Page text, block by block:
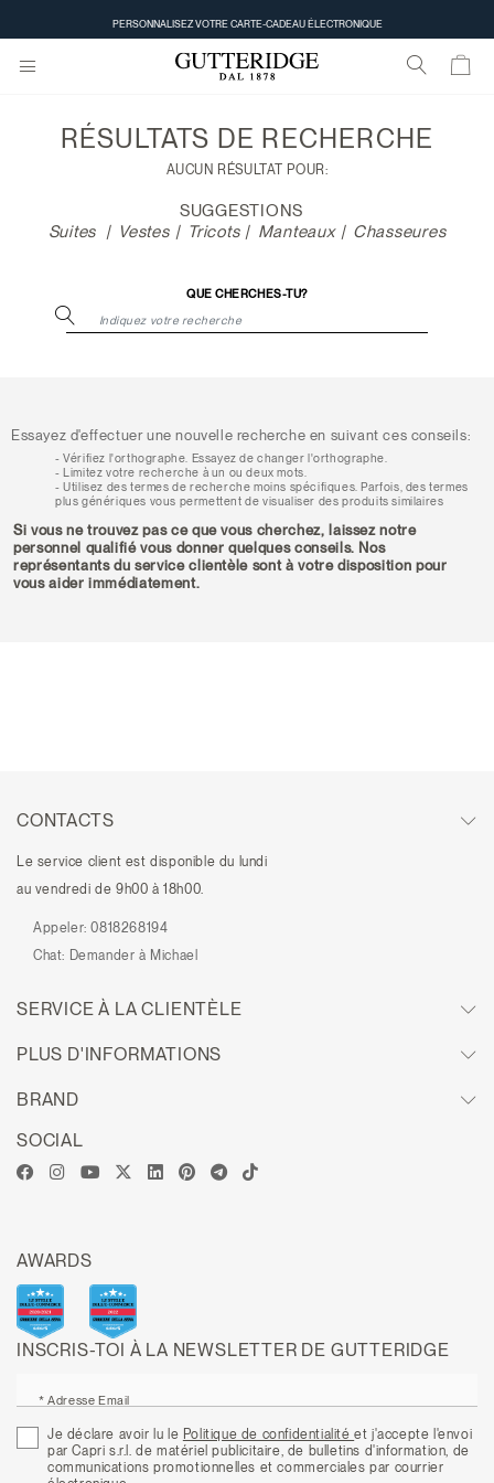
PERSONNALISEZ VOTRE CARTE-CADEAU ÉLECTRONIQUE
Résultats de recherche
RÉSULTATS DE RECHERCHE
AUCUN RÉSULTAT POUR:
SUGGESTIONS
Suites
Vestes Tricots Manteaux Chasseures
QUE CHERCHES-TU?
Essayez d'effectuer une nouvelle recherche en suivant ces conseils:
Vérifiez l'orthographe. Essayez de changer l'orthographe.
Limitez votre recherche à un ou deux mots.
Utilisez des termes de recherche moins spécifiques. Parfois, des termes
plus génériques vous permettent de visualiser des produits similaires
Si vous ne trouvez pas ce que vous cherchez, laissez notre
personnel qualifié vous donner quelques conseils. Nos
représentants du service clientèle sont à votre disposition pour
vous aider immédiatement.
CONTACTS
Le service client est disponible du lundi
au vendredi de 9h00 à 18h00.
Appeler: 0818268194
Chat: Demander à Michael
SERVICE À LA CLIENTÈLE
PLUS D'INFORMATIONS
BRAND
INSCRIS-TOI À LA NEWSLETTER DE GUTTERIDGE
* Adresse Email
Je déclare avoir lu le Politique de confidentialitéet j'accepte l'envoi
par Capri s.r.l. de matériel publicitaire, de bulletins d'information, de
communications promotionnelles et commerciales par courrier
SOCIAL
AWARDS